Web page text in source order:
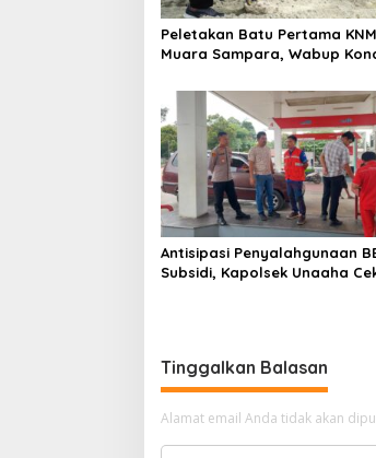
Peletakan Batu Pertama
Muara Sampara, Wabup
Pusat
Antisipasi Penyalahgunaan
Subsidi, Kapolsek Unaaha
Tinggalkan Balasan
Alamat email Anda tidak akan